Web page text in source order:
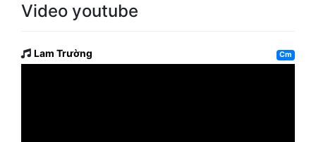
Video youtube
Lam Trường Cm